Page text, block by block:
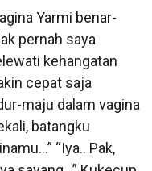
Yarmi benar-
pernah saya
kehangatan
cepat saja
maju dalam vagina
batangku
“Iya.. Pak,